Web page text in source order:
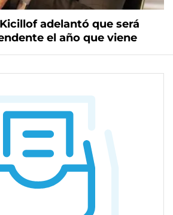
adelantó que será
el año que viene